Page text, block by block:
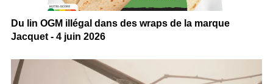
Du lin OGM illégal dans des wraps de la marque
Jacquet - 4 juin 2026